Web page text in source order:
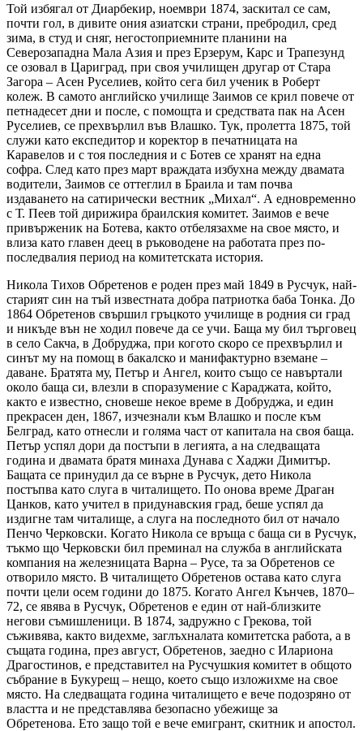
Той избягал от Диарбекир, ноември 1874, заскитал се сам,
почти гол, в дивите ония азиатски страни, пребродил, сред
зима, в студ и сняг, негостоприемните планини на
Северозападна Мала Азия и през Ерзерум, Карс и Трапезунд
се озовал в Цариград, при своя училищен другар от Стара
Загора – Асен Руселиев, който сега бил ученик в Роберт
колеж. В самото английско училище Заимов се крил повече от
петнадесет дни и после, с помощта и средствата пак на Асен
Руселиев, се прехвърлил във Влашко. Тук, пролетта 1875, той
служи като експедитор и коректор в печатницата на
Каравелов и с тоя последния и с Ботев се хранят на една
софра. След като през март враждата избухна между двамата
водители, Заимов се оттеглил в Браила и там почва
издаването на сатирически вестник „Михал“. А едновременно
с Т. Пеев той дирижира браилския комитет. Заимов е вече
привърженик на Ботева, както отбелязахме на свое място, и
влиза като главен деец в ръководене на работата през по-
последвалия период на комитетската история.
Никола Тихов Обретенов е роден през май 1849 в Русчук, най-
старият син на тъй известната добра патриотка баба Тонка. До
1864 Обретенов свършил гръцкото училище в родния си град
и никъде вън не ходил повече да се учи. Баща му бил търговец
в село Сакча, в Добруджа, при когото скоро се прехвърлил и
синът му на помощ в бакалско и манифактурно вземане –
даване. Братята му, Петър и Ангел, които също се навъртали
около баща си, влезли в споразумение с Караджата, който,
както е известно, сновеше некое време в Добруджа, и един
прекрасен ден, 1867, изчезнали към Влашко и после към
Белград, като отнесли и голяма част от капитала на своя баща.
Петър успял дори да постъпи в легията, а на следващата
година и двамата братя минаха Дунава с Хаджи Димитър.
Бащата се принудил да се върне в Русчук, дето Никола
постъпва като слуга в читалището. По онова време Драган
Цанков, като учител в придунавския град, беше успял да
издигне там читалище, а слуга на последното бил от начало
Пенчо Черковски. Когато Никола се връща с баща си в Русчук,
тъкмо що Черковски бил преминал на служба в английската
компания на железницата Варна – Русе, та за Обретенов се
отворило място. В читалището Обретенов остава като слуга
почти цели осем години до 1875. Когато Ангел Кънчев, 1870–
72, се явява в Русчук, Обретенов е един от най-близките
негови съмишленици. В 1874, задружно с Грекова, той
съживява, както видехме, заглъхналата комитетска работа, а в
същата година, през август, Обретенов, заедно с Илариона
Драгостинов, е представител на Русчушкия комитет в общото
събрание в Букурещ – нещо, което също изложихме на свое
място. На следващата година читалището е вече подозряно от
властта и не представлява безопасно убежище за
Обретенова. Ето защо той е вече емигрант, скитник и апостол.